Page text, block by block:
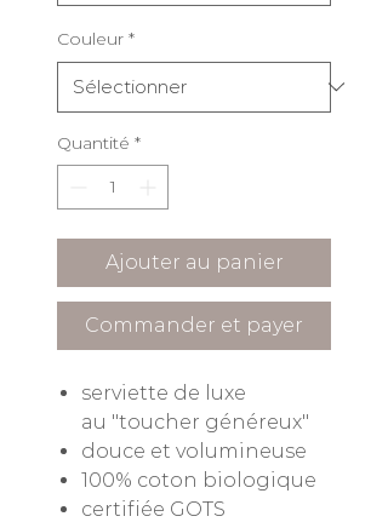
Couleur *
Quantité *
Ajouter au panier
Commander et payer
serviette de luxe
au "toucher généreux"
douce et volumineuse
100% coton biologique
certifiée GOTS